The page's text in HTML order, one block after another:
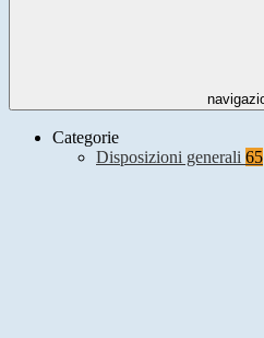
Categorie
Disposizioni generali 65